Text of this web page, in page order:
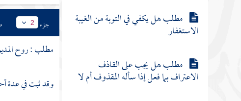
مطلب هل يكفي في التوبة من الغيبة
الاستغفار
مطلب هل يجب على القاذف
الاعتراف بما فعل إذا سأله المقذوف أم لا
جزء 2
مطلب : روح
وقد ثبت في عدة